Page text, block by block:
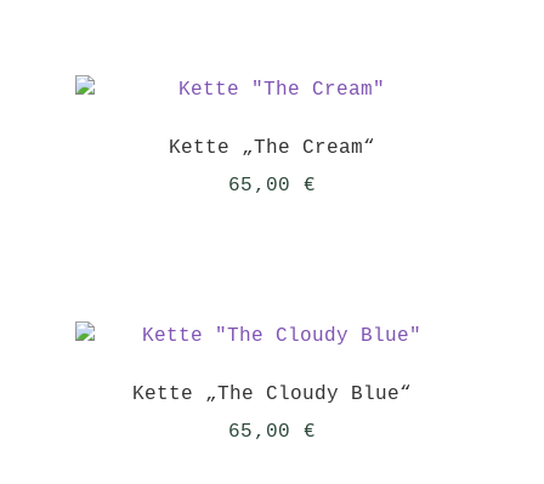
Kette „The Cream“
65,00 €
Kette „The Cloudy Blue“
65,00 €